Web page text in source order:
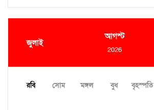
জুলাই
আগস্ট
2026
রবি সোম মঙ্গল বুধ বৃহস্পতি